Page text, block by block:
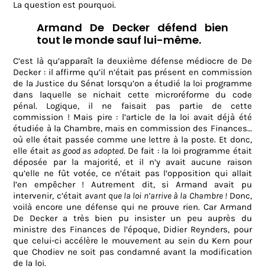
La question est pourquoi.
Armand De Decker défend bien
tout le monde sauf lui-même.
C’est là qu’apparaît la deuxième défense médiocre de De
Decker : il affirme qu’il n’était pas présent en commission
de la Justice du Sénat lorsqu’on a étudié la loi programme
dans laquelle se nichait cette microréforme du code
pénal. Logique, il ne faisait pas partie de cette
commission ! Mais pire : l’article de la loi avait déjà été
étudiée à la Chambre, mais en commission des Finances…
où elle était passée comme une lettre à la poste. Et donc,
elle était as good as adopted. De fait : la loi programme était
déposée par la majorité, et il n’y avait aucune raison
qu’elle ne fût votée, ce n’était pas l’opposition qui allait
l’en empêcher ! Autrement dit, si Armand avait pu
intervenir, c’était avant que la loi n’arrive à la Chambre ! Donc,
voilà encore une défense qui ne prouve rien. Car Armand
De Decker a très bien pu insister un peu auprès du
ministre des Finances de l’époque, Didier Reynders, pour
que celui-ci accélère le mouvement au sein du Kern pour
que Chodiev ne soit pas condamné avant la modification
de la loi.